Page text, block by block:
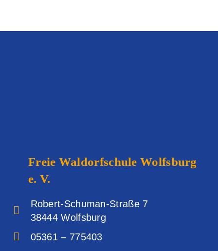
Freie Waldorfschule Wolfsburg
e. V.
Robert-Schuman-Straße 7
38444 Wolfsburg‎
05361 – 775403